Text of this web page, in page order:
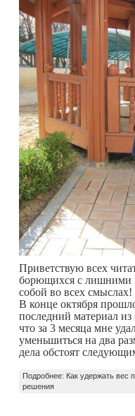
Приветствую всех
борющихся с лишними
собой во всех смыслах!
В конце октября
последний материал из
что за 3 месяца мне
уменьшиться на два
дела обстоят
Подробнее: Как удержать вес
решения